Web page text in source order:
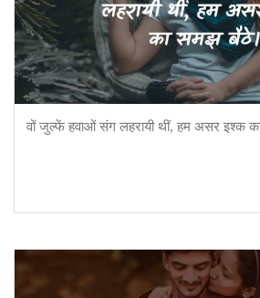
वों जुल्फें हवाओं संग लहरायी थीं, हम असर इश्क